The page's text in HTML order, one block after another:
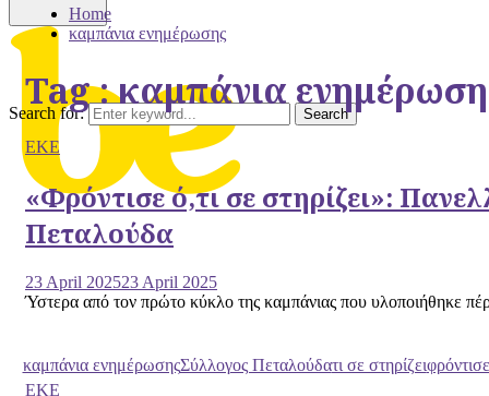
Search for: Search
Home
καμπάνια ενημέρωσης
Tag : καμπάνια
ΕΚΕ
«Φρόντισε ό,τι σε στηρίζει»:
Πεταλούδα
23 April 202523 April 2025
Ύστερα από τον πρώτο κύκλο της καμπάνιας που υλοποιήθηκε
καμπάνια ενημέρωσηςΣύλλογος Πεταλούδατι σε στηρίζει
ΕΚΕ